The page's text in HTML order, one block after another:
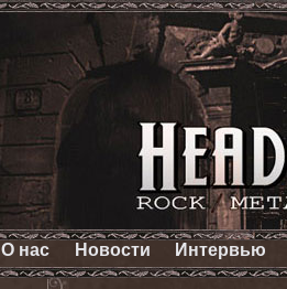
О нас Новости Интервью